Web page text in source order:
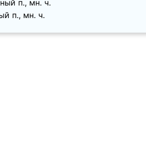
п., мн. ч.
п., мн. ч.